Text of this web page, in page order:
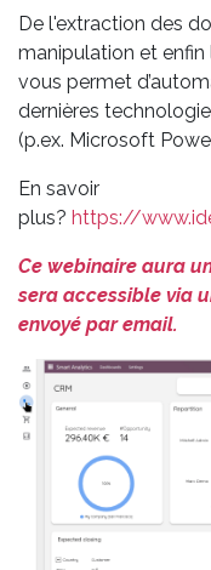
De l'extraction des
manipulation et enfin
vous permet
dernières
(p.ex. Microsoft
En savoir
plus? https://
Ce webinaire aura
sera accessible via
envoyé par email.